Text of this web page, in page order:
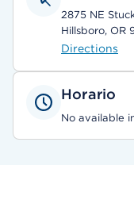
2875 NE
Hillsboro, OR
Directions
Horario
No available